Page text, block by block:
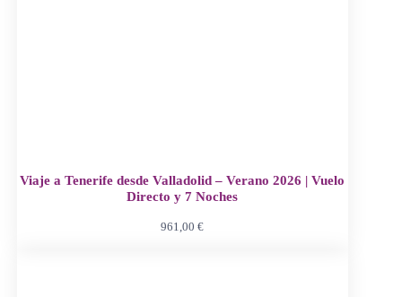
Viaje a Tenerife desde Valladolid – Verano 2026 | Vuelo
Directo y 7 Noches
961,00€